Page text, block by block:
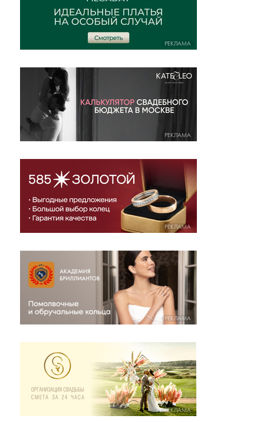
РЕКЛАМА
РЕКЛАМА
РЕКЛАМА
РЕКЛАМА
РЕКЛАМА